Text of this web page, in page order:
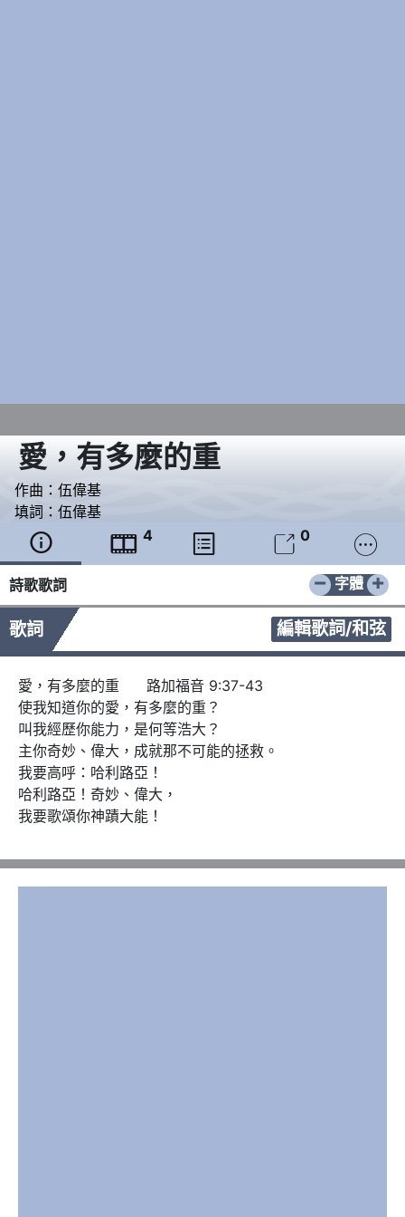
愛，有多麼的重
作曲： 伍偉基
填詞： 伍偉基
  4   0 
詩歌歌詞 − +
字體
歌詞 編輯歌詞/和弦
愛，有多麼的重      路加福音 9:37-43
使我知道你的愛，有多麼的重？
叫我經歷你能力，是何等浩大？
主你奇妙、偉大，成就那不可能的拯救。
我要高呼：哈利路亞！
哈利路亞！奇妙、偉大，
我要歌頌你神蹟大能！